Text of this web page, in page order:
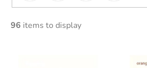
96 items to display